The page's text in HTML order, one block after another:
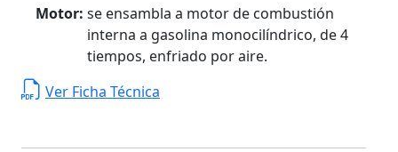
Motor: se ensambla a motor de combustión
interna a gasolina monocilíndrico, de 4
tiempos, enfriado por aire.
Ver Ficha Técnica